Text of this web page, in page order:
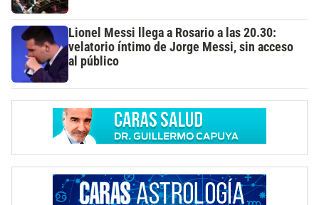
Lionel Messi llega a Rosario a las 20.30:
velatorio íntimo de Jorge Messi, sin acceso
al público